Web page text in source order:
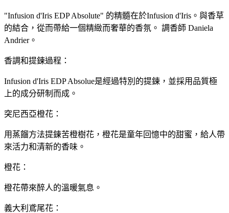
"Infusion d'Iris EDP Absolute" 的精髓在於Infusion d'Iris。與香草
的結合，從而帶給一個精緻而奢華的香氛。 調香師 Daniela
Andrier。
香調和提鍊過程：
Infusion d'Iris EDP Absolue是經過特別的提鍊，並採用品質極
上的成分研制而成。
突尼西亞橙花：
用蒸餾方法提鍊苦橙樹花，橙花是童年回憶中的甜蜜，給人帶
來活力和清新的香味。
橙花：
橙花帶來醉人的溫暖氣息。
義大利鳶尾花：